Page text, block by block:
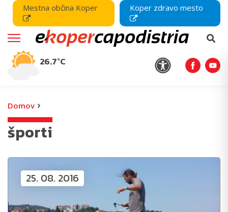
Mestna občina Koper Koper zdravo mesto
26.7°C
Domov ›
športi
25. 08. 2016